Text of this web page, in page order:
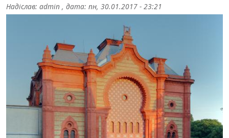
Надіслав: admin , дата: пн, 30.01.2017 - 23:21